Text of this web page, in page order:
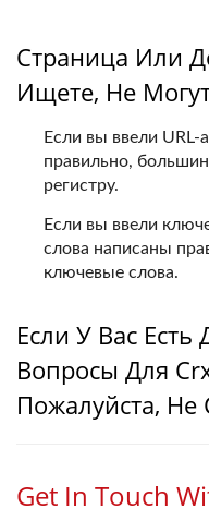
Страница Или
Ищете, Не
Если вы ввели URL-
правильно,
регистру.
Если вы ввели
слова написаны
ключевые слова.
Если У Вас
Вопросы Для
Пожалуйста, Не